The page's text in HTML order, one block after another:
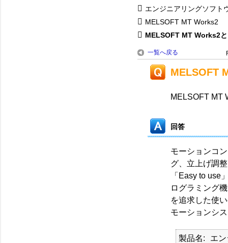
エンジニアリングソフト
MELSOFT MT Works2
MELSOFT MT Works2
一覧へ戻る
MELSOFT
MELSOFT MT
回答
モーションコ
グ、立上げ調
「Easy to use
ログラミング
を追求した使
モーションシ
製品名 エ